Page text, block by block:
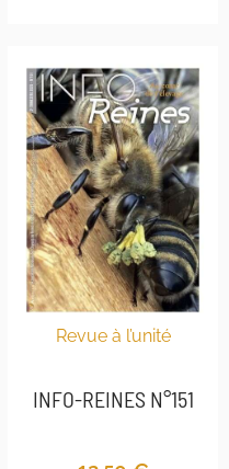
Revue à l’unité
INFO-REINES N°151